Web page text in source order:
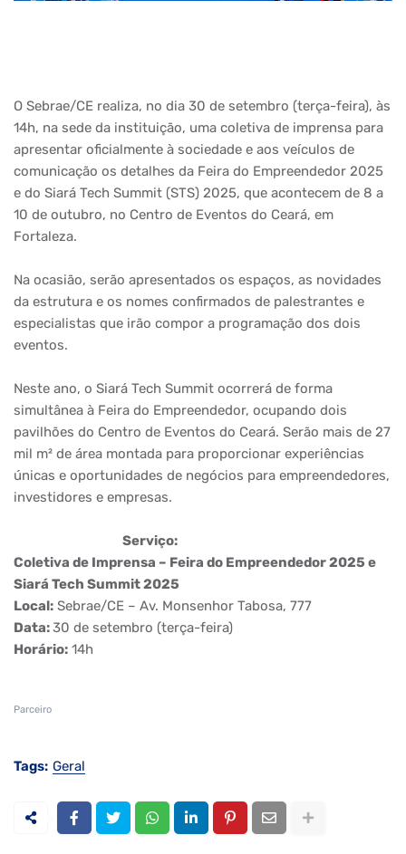
O Sebrae/CE realiza, no dia 30 de setembro (terça-feira), às
14h, na sede da instituição, uma coletiva de imprensa para
apresentar oficialmente à sociedade e aos veículos de
comunicação os detalhes da Feira do Empreendedor 2025
e do Siará Tech Summit (STS) 2025, que acontecem de 8 a
10 de outubro, no Centro de Eventos do Ceará, em
Fortaleza.
Na ocasião, serão apresentados os espaços, as novidades
da estrutura e os nomes confirmados de palestrantes e
especialistas que irão compor a programação dos dois
eventos.
Neste ano, o Siará Tech Summit ocorrerá de forma
simultânea à Feira do Empreendedor, ocupando dois
pavilhões do Centro de Eventos do Ceará. Serão mais de 27
mil m² de área montada para proporcionar experiências
únicas e oportunidades de negócios para empreendedores,
investidores e empresas.
Serviço:
Coletiva de Imprensa – Feira do Empreendedor 2025 e
Siará Tech Summit 2025
Local: Sebrae/CE – Av. Monsenhor Tabosa, 777
Data:30 de setembro (terça-feira)
Horário: 14h
Parceiro
Tags: Geral